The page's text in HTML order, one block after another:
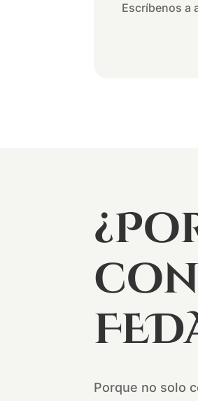
Escríbenos a
Porque no solo